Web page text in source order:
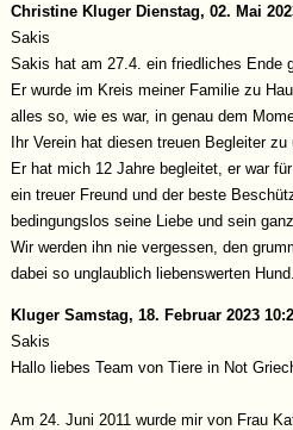
Christine Kluger Dienstag, 02. Mai
Sakis
Sakis hat am 27.4. ein friedliches Ende
Er wurde im Kreis meiner Familie zu
alles so, wie es war, in genau dem
Ihr Verein hat diesen treuen Begleiter
Er hat mich 12 Jahre begleitet, er war
ein treuer Freund und der beste
bedingungslos seine Liebe und sein
Wir werden ihn nie vergessen, den
dabei so unglaublich liebenswerten Hund.
KlugerSamstag, 18. Februar 2023
Sakis
Hallo liebes Team von Tiere in Not
Am 24. Juni 2011 wurde mir von Frau